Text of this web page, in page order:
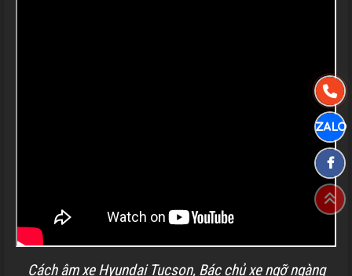
Cách âm xe Hyundai Tucson, Bác chủ xe ngỡ ngàng